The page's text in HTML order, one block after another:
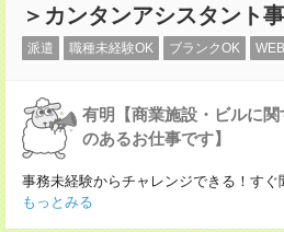
＞カンタンアシスタント事
派遣 職種未経験OK ブランクOK
有明【商業施設・ビルに
のあるお仕事です】
事務未経験からチャレンジできる！す
もっとみる